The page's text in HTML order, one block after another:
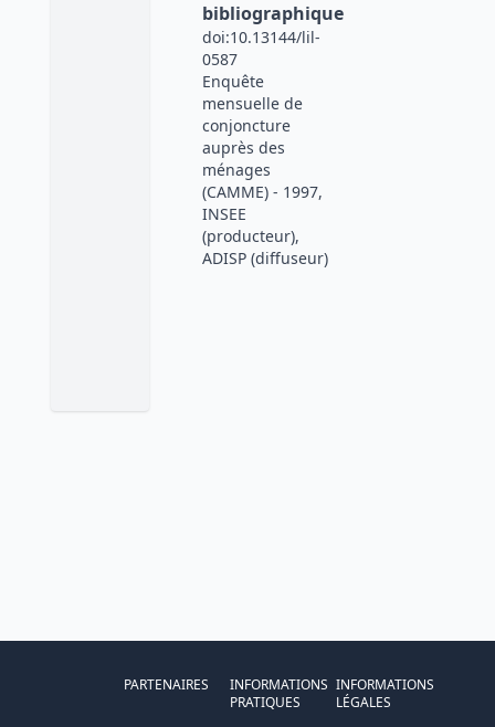
bibliographique
doi:10.13144/lil-
0587
Enquête
mensuelle de
conjoncture
auprès des
ménages
(CAMME) - 1997,
INSEE
(producteur),
ADISP (diffuseur)
PARTENAIRES
INFORMATIONS
PRATIQUES
INFORMATIONS
LÉGALES